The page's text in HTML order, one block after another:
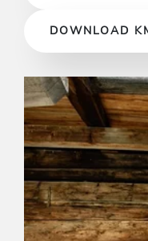
DOWNLOAD